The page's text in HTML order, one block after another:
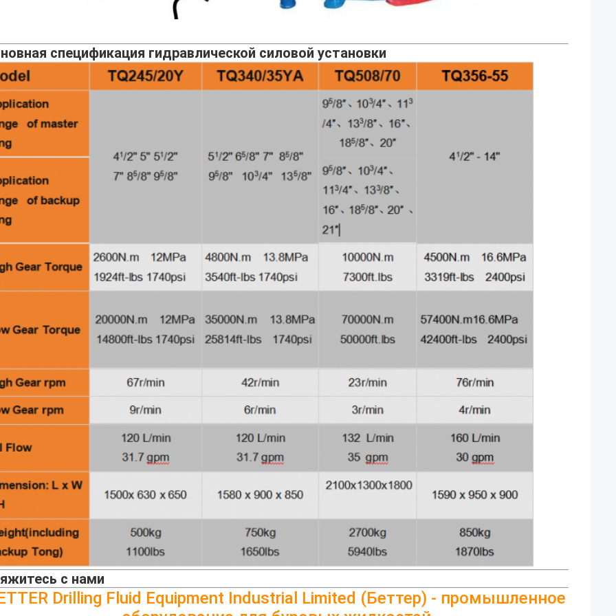
спецификация гидравлической силовой установки
с нами
Drilling Fluid Equipment Industrial Limited (Беттер) - промышленное